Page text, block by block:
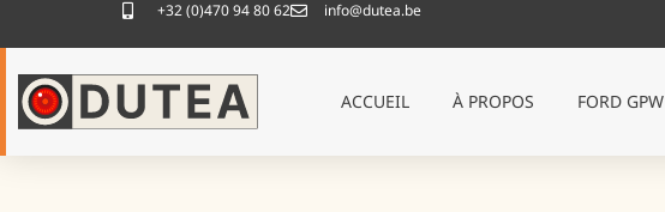
+32 (0)470 94 80 62 info@dutea.be
ACCUEIL À PROPOS FORD GPW